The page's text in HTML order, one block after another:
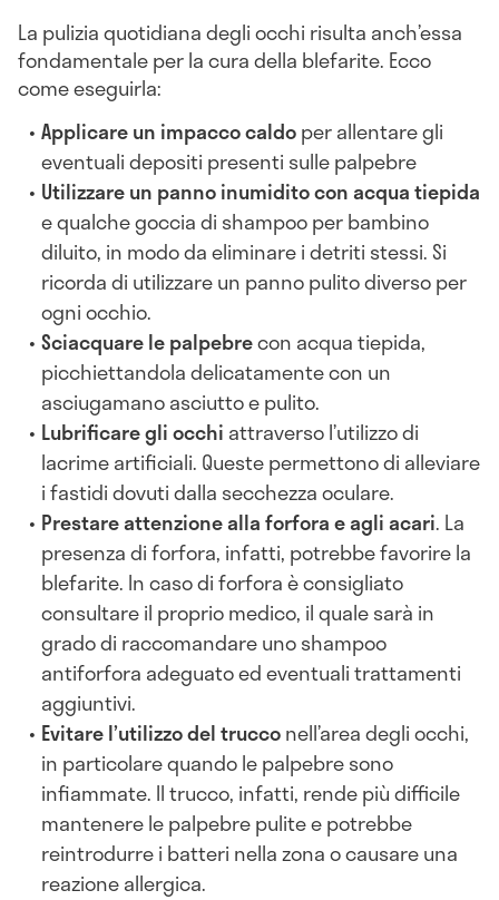
La pulizia quotidiana degli occhi risulta anch’essa
fondamentale per la cura della blefarite. Ecco
come eseguirla:
Applicare un impacco caldoper allentare gli
eventuali depositi presenti sulle palpebre
Utilizzare un panno inumidito con acqua tiepida
e qualche goccia di shampoo per bambino
diluito, in modo da eliminare i detriti stessi. Si
ricorda di utilizzare un panno pulito diverso per
ogni occhio.
Sciacquare le palpebrecon acqua tiepida,
picchiettandola delicatamente con un
asciugamano asciutto e pulito.
Lubrificare gli occhi attraverso l’utilizzo di
lacrime artificiali. Queste permettono di alleviare
i fastidi dovuti dalla secchezza oculare.
Prestare attenzione alla forfora e agli acari. La
presenza di forfora, infatti, potrebbe favorire la
blefarite. In caso di forfora è consigliato
consultare il proprio medico, il quale sarà in
grado di raccomandare uno shampoo
antiforfora adeguato ed eventuali trattamenti
aggiuntivi.
Evitare l’utilizzo del trucconell’area degli occhi,
in particolare quando le palpebre sono
infiammate. Il trucco, infatti, rende più difficile
mantenere le palpebre pulite e potrebbe
reintrodurre i batteri nella zona o causare una
reazione allergica.